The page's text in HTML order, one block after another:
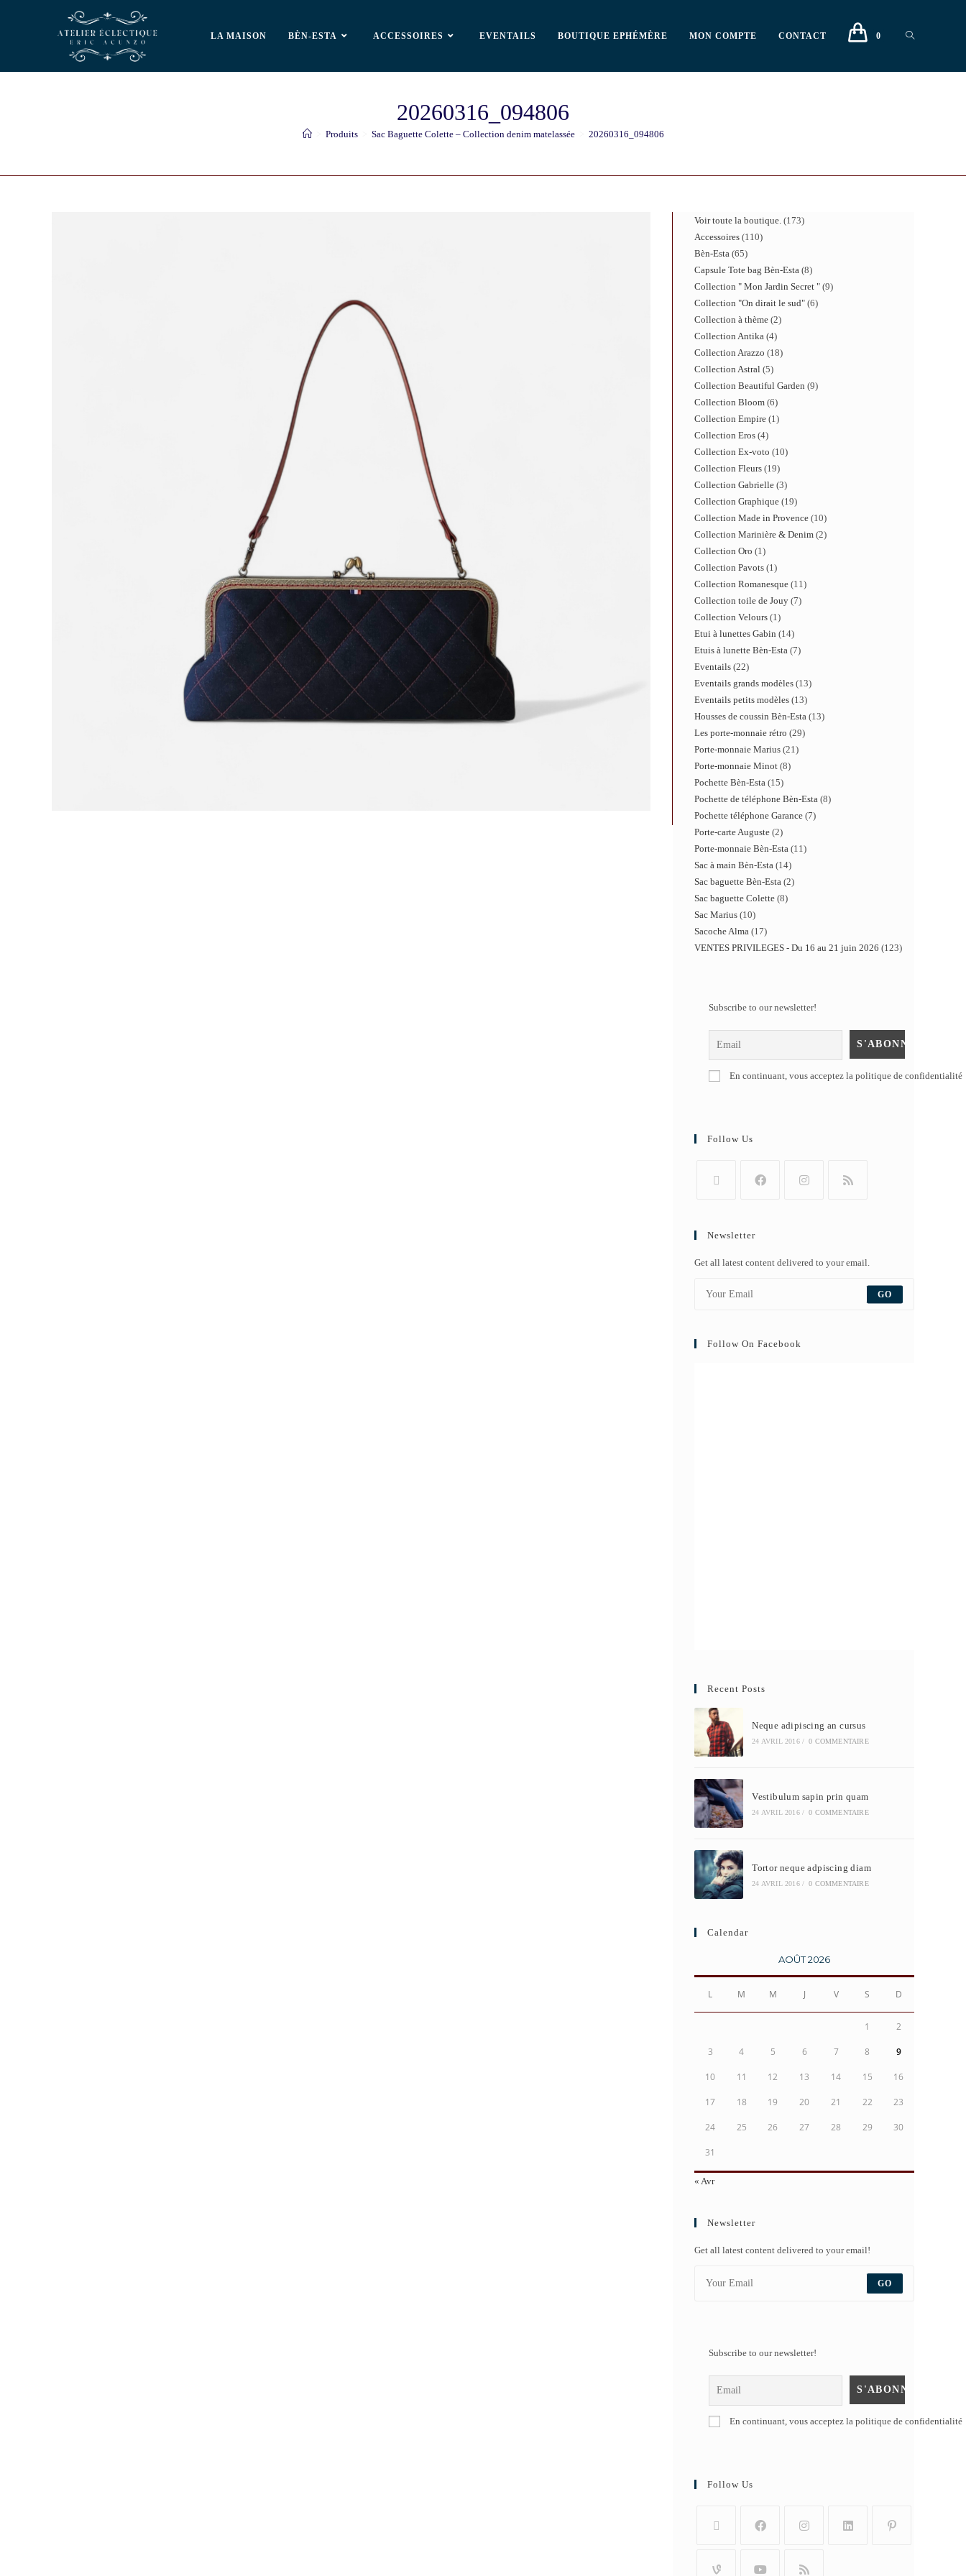
LA MAISON BÈN-ESTA ACCESSOIRES EVENTAILS BOUTIQUE EPHÉMÈRE MON COMPTE CONTACT 0
20260316_094806
Produits Sac Baguette Colette – Collection denim matelassée 20260316_094806
Voir toute la boutique. 173
Accessoires 110
Bèn-Esta 65
Capsule Tote bag Bèn-Esta 8
Collection " Mon Jardin Secret " 9
Collection "On dirait le sud" 6
Collection à thème 2
Collection Antika 4
Collection Arazzo 18
Collection Astral 5
Collection Beautiful Garden 9
Collection Bloom 6
Collection Empire 1
Collection Eros 4
Collection Ex-voto 10
Collection Fleurs 19
Collection Gabrielle 3
Collection Graphique 19
Collection Made in Provence 10
Collection Marinière & Denim 2
Collection Oro 1
Collection Pavots 1
Collection Romanesque 11
Collection toile de Jouy 7
Collection Velours 1
Etui à lunettes Gabin 14
Etuis à lunette Bèn-Esta 7
Eventails 22
Eventails grands modèles 13
Eventails petits modèles 13
Housses de coussin Bèn-Esta 13
Les porte-monnaie rétro 29
Porte-monnaie Marius 21
Porte-monnaie Minot 8
Pochette Bèn-Esta 15
Pochette de téléphone Bèn-Esta 8
Pochette téléphone Garance 7
Porte-carte Auguste 2
Porte-monnaie Bèn-Esta 11
Sac à main Bèn-Esta 14
Sac baguette Bèn-Esta 2
Sac baguette Colette 8
Sac Marius 10
Sacoche Alma 17
VENTES PRIVILEGES - Du 16 au 21 juin 2026 123
Subscribe to our newsletter!
En continuant, vous acceptez la politique de confidentialité
Follow Us
Newsletter
Get all latest content delivered to your email.
GO
Follow On Facebook
Recent Posts
Neque adipiscing an cursus
24 AVRIL 2016 / 0 COMMENTAIRE
Vestibulum sapin prin quam
24 AVRIL 2016 / 0 COMMENTAIRE
Tortor neque adpiscing diam
24 AVRIL 2016 / 0 COMMENTAIRE
Calendar
AOÛT 2026
L M M J V S D
1 2
3 4 5 6 7 8 9
10 11 12 13 14 15 16
17 18 19 20 21 22 23
24 25 26 27 28 29 30
31
« Avr
Newsletter
Get all latest content delivered to your email!
GO
Subscribe to our newsletter!
En continuant, vous acceptez la politique de confidentialité
Follow Us